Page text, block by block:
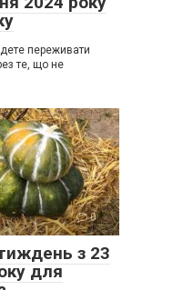
переживати
те, що не
0
з 23
для